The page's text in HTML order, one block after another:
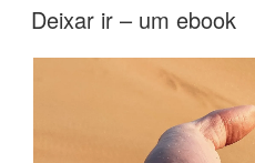
Deixar ir – um ebook